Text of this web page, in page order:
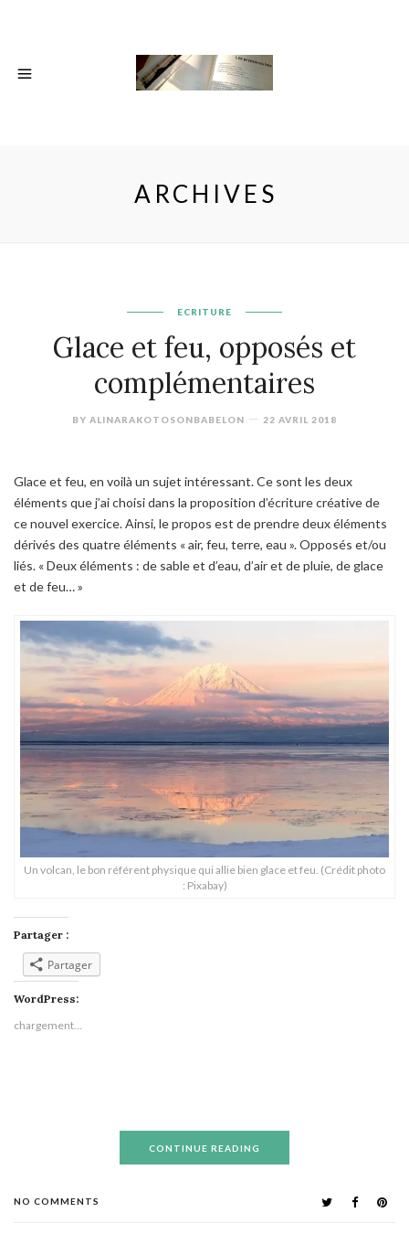
ARCHIVES
ECRITURE
Glace et feu, opposés et
complémentaires
BY ALINARAKOTOSONBABELON 22 AVRIL 2018
Glace et feu, en voilà un sujet intéressant. Ce sont les deux
éléments que j’ai choisi dans la proposition d’écriture créative de
ce nouvel exercice. Ainsi, le propos est de prendre deux éléments
dérivés des quatre éléments « air, feu, terre, eau ». Opposés et/ou
liés. « Deux éléments : de sable et d’eau, d’air et de pluie, de glace
et de feu… »
Un volcan, le bon référent physique qui allie bien glace et feu. (Crédit photo
: Pixabay)
Partager :
Partager
WordPress:
chargement…
CONTINUE READING
NO COMMENTS